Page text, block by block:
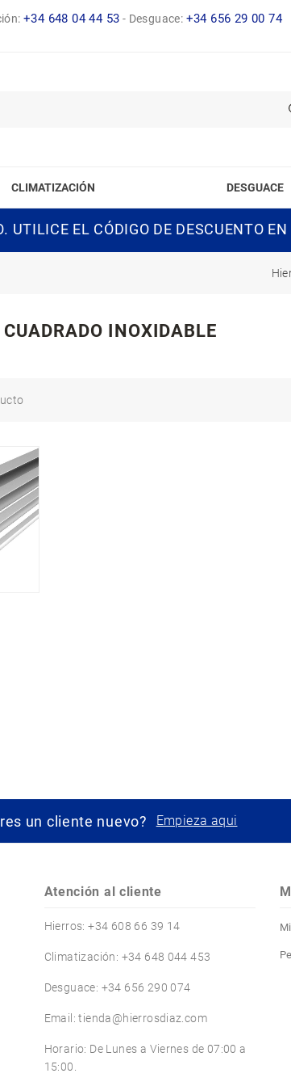
+34 648 04 44 53 - Desguace: +34 656 29 00 74
CLIMATIZACIÓN DESGUACE
UTILICE EL CÓDIGO DE DESCUENTO
CUADRADO INOXIDABLE
un cliente nuevo? Empieza aqui
Atención al cliente
Hierros: +34 608 66 39 14
Climatización: +34 648 044 453
Desguace: +34 656 290 074
Email: tienda@hierrosdiaz.com
Horario: De Lunes a Viernes de 07:00 a
15:00.